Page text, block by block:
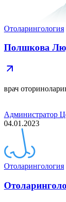
Отоларингология
Полшкова
врач
Администратор
04.01.2023
Отоларингология